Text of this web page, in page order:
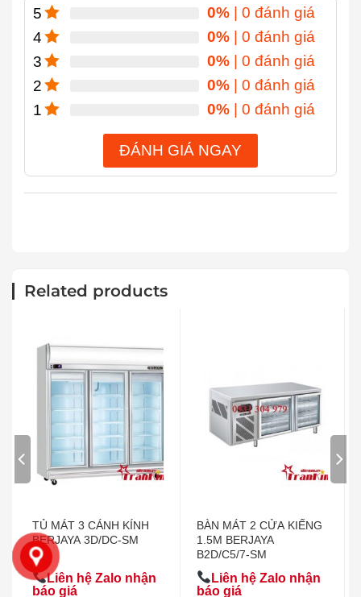
5 0% | 0 đánh giá
4
0% | 0 đánh giá
3
0% | 0 đánh giá
2
0% | 0 đánh giá
1
0% | 0 đánh giá
ĐÁNH GIÁ NGAY
Related products
TỦ MÁT 3 CÁNH KÍNH
BERJAYA 3D/DC-SM
Liên hệ Zalo nhận
báo giá
BÀN MÁT 2 CỬA KIẾNG
1.5M BERJAYA
B2D/C5/7-SM
Liên hệ Zalo nhận
báo giá